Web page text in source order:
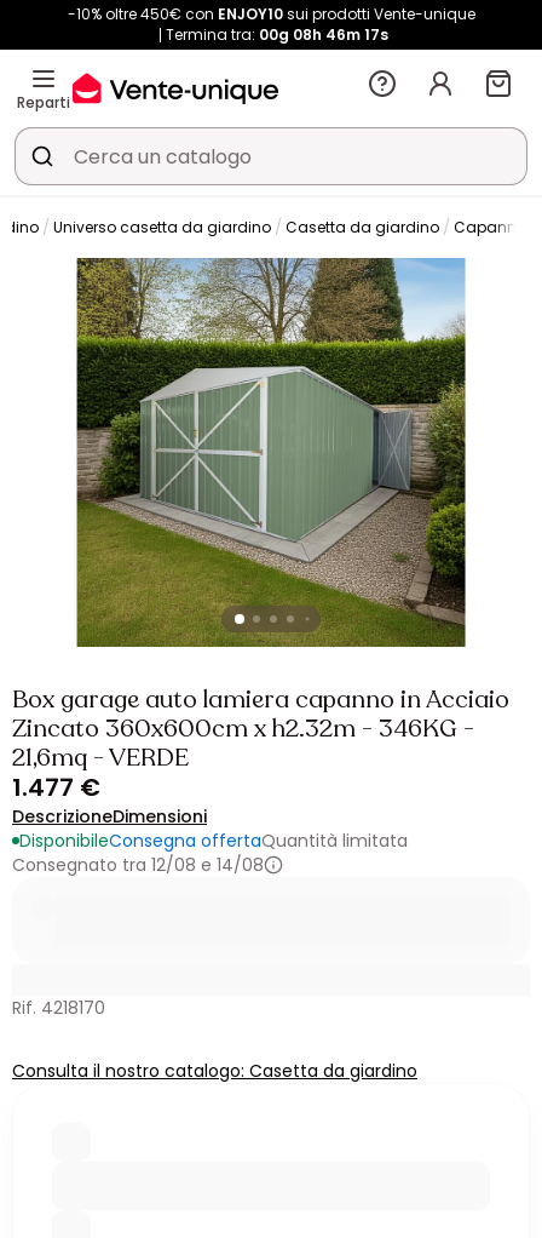
-10% oltre 450€ con ENJOY10sui prodotti Vente-unique
Termina tra: 00g 08h 46m 17s
Reparti
Universo casetta da giardino Casetta da giardino Capanna
Box garage auto lamiera capanno in Acciaio
Zincato 360x600cm x h2.32m - 346KG -
21,6mq - VERDE
1.477 €
DescrizioneDimensioni
DisponibileConsegna offertaQuantità limitata
Consegnato tra 12/08 e 14/08
Rif. 4218170
Consulta il nostro catalogo: Casetta da giardino